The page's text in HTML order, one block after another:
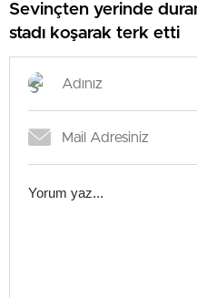
Sevinçten yerinde
stadı koşarak terk etti